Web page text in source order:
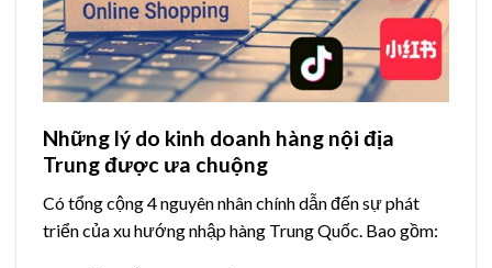
Những lý do kinh doanh hàng nội địa
Trung được ưa chuộng
Có tổng cộng 4 nguyên nhân chính dẫn đến sự phát
triển của xu hướng nhập hàng Trung Quốc. Bao gồm: